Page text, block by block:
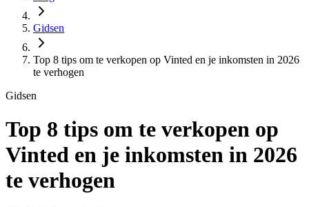
Gidsen
Top 8 tips om te verkopen op Vinted en je inkomsten in 2026
te verhogen
Gidsen
Top 8 tips om te verkopen op
Vinted en je inkomsten in 2026
te verhogen